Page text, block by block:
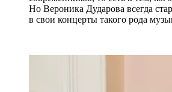
Но Вероника Дударова всегда
в свои концерты такого рода